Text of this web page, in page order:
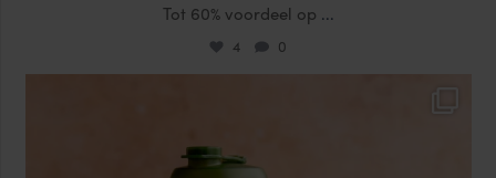
Tot 60% voordeel op ...
4 0